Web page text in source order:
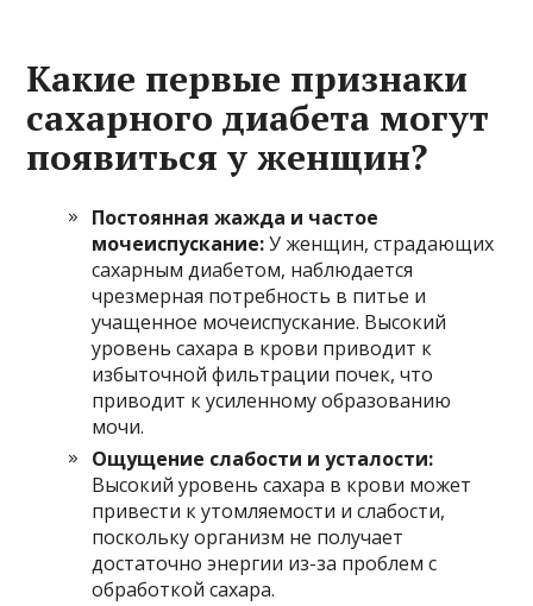
Какие первые признаки
сахарного диабета могут
появиться у женщин?
Постоянная жажда и частое
мочеиспускание:У женщин, страдающих
сахарным диабетом, наблюдается
чрезмерная потребность в питье и
учащенное мочеиспускание. Высокий
уровень сахара в крови приводит к
избыточной фильтрации почек, что
приводит к усиленному образованию
мочи.
Ощущение слабости и усталости:
Высокий уровень сахара в крови может
привести к утомляемости и слабости,
поскольку организм не получает
достаточно энергии из-за проблем с
обработкой сахара.